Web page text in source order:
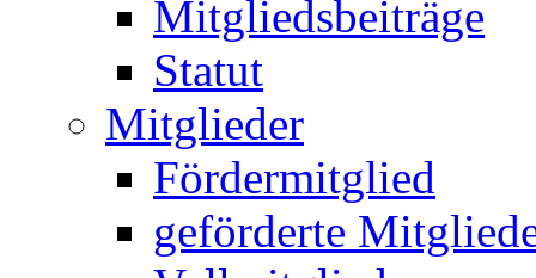
Mitgliedsbeiträge
Statut
Mitglieder
Fördermitglied
geförderte